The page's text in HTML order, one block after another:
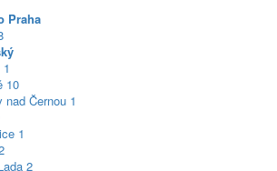
Praha
1
10
nad Černou 1
1
2